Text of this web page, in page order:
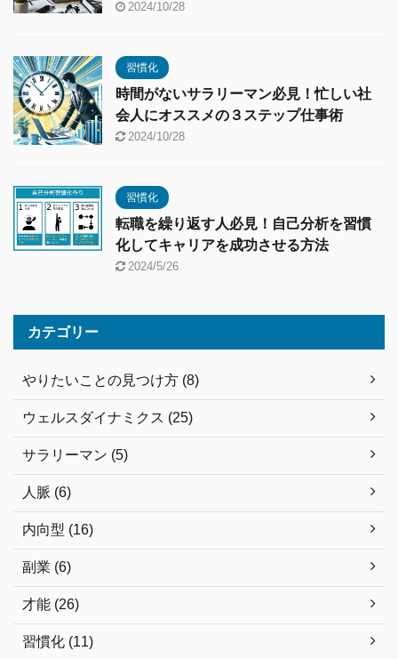
2024/10/28
習慣化
時間がないサラリーマン必見！忙しい社
会人にオススメの３ステップ仕事術
2024/10/28
習慣化
転職を繰り返す人必見！自己分析を習慣
化してキャリアを成功させる方法
2024/5/26
カテゴリー
やりたいことの見つけ方 (8)
ウェルスダイナミクス (25)
サラリーマン (5)
人脈 (6)
内向型 (16)
副業 (6)
才能 (26)
習慣化 (11)